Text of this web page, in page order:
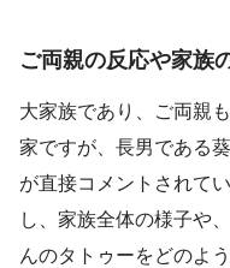
ご両親の反応や家族
大家族であり、ご両親
家ですが、長男である
が直接コメントされて
し、家族全体の様子や
んのタトゥーをどのよ